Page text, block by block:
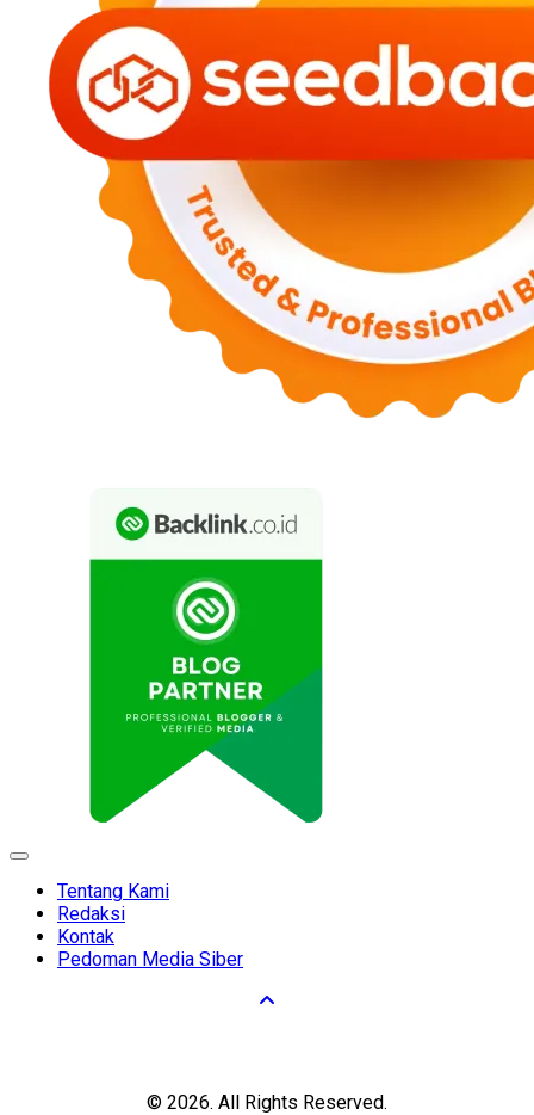
Expand
Tentang Kami
Redaksi
Kontak
Pedoman Media Siber
© 2026. All Rights Reserved.